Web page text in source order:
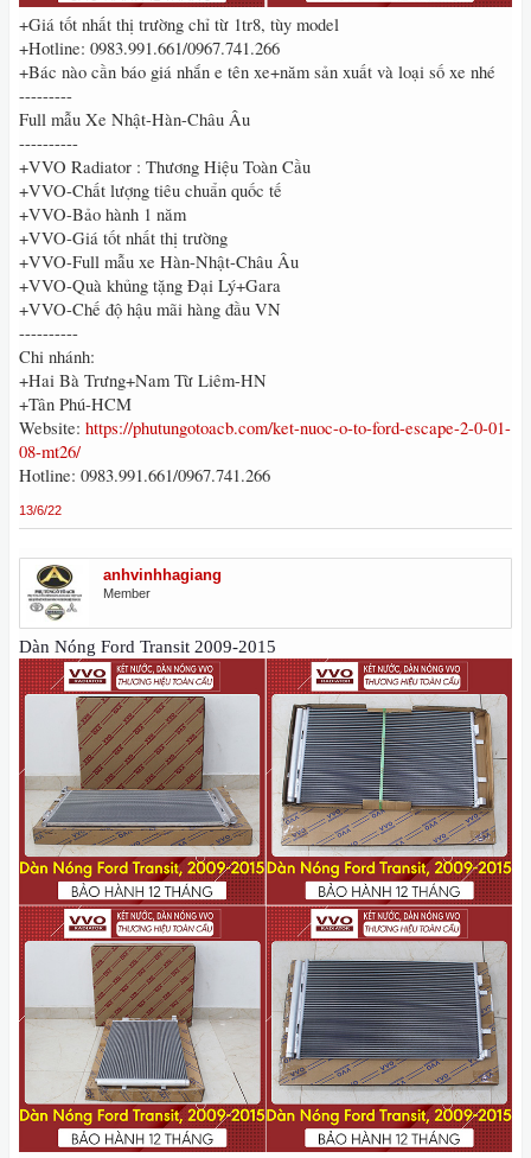
+Giá tốt nhất thị trường chỉ từ 1tr8, tùy model
+Hotline: 0983.991.661/0967.741.266
+Bác nào cần báo giá nhắn e tên xe+năm sản xuất và loại số xe nhé
---------
Full mẫu Xe Nhật-Hàn-Châu Âu
----------
+VVO Radiator : Thương Hiệu Toàn Cầu
+VVO-Chất lượng tiêu chuẩn quốc tế
+VVO-Bảo hành 1 năm
+VVO-Giá tốt nhất thị trường
+VVO-Full mẫu xe Hàn-Nhật-Châu Âu
+VVO-Quà khủng tặng Đại Lý+Gara
+VVO-Chế độ hậu mãi hàng đầu VN
----------
Chi nhánh:
+Hai Bà Trưng+Nam Từ Liêm-HN
+Tân Phú-HCM
Website: https://phutungotoacb.com/ket-nuoc-o-to-ford-escape-2-0-01-
08-mt26/
Hotline: 0983.991.661/0967.741.266
13/6/22
anhvinhhagiang
Member
Dàn Nóng Ford Transit 2009-2015